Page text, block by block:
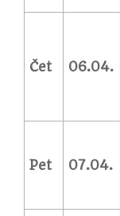
Čet 06.04.
Pet 07.04.